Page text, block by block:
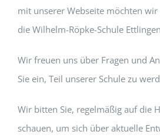
mit unserer Webseite möchten
die Wilhelm-Röpke-Schule
Wir freuen uns über Fragen und
Sie ein, Teil unserer Schule zu
Wir bitten Sie, regelmäßig auf die
schauen, um sich über aktuelle